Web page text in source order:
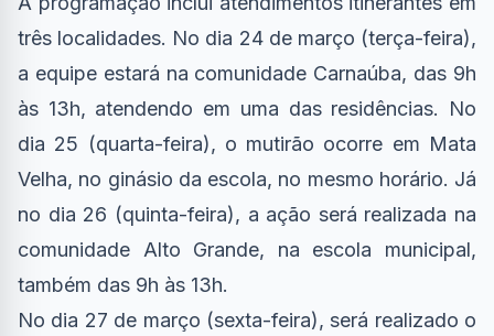
três localidades. No dia 24 de março (terça-feira),
a equipe estará na comunidade Carnaúba, das 9h
às 13h, atendendo em uma das residências. No
dia 25 (quarta-feira), o mutirão ocorre em Mata
Velha, no ginásio da escola, no mesmo horário. Já
no dia 26 (quinta-feira), a ação será realizada na
comunidade Alto Grande, na escola municipal,
também das 9h às 13h.
No dia 27 de março (sexta-feira), será realizado o